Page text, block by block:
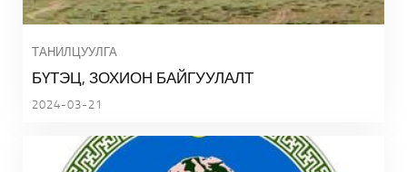
ТАНИЛЦУУЛГА
БҮТЭЦ, ЗОХИОН БАЙГУУЛАЛТ
2024-03-21